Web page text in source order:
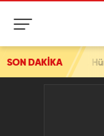
SON DAKİKA
açılmalı